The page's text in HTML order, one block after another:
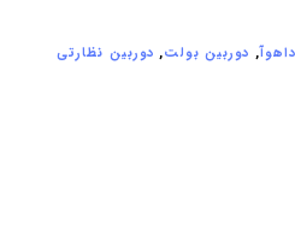
داهوآ, دوربین بولت, دوربین نظارتی